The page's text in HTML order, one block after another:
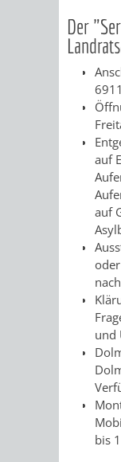
Der
auf
auf
und
bis